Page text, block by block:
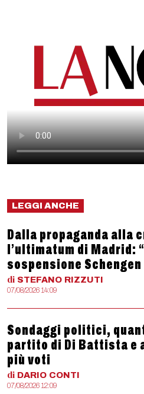
LEGGI ANCHE
Dalla propaganda alla
l’ultimatum di Madrid:
sospensione
di STEFANO RIZZUTI
07/08/2026 14:09
Sondaggi politici,
partito di Di Battista e
più voti
di DARIO CONTI
07/08/2026 12:09